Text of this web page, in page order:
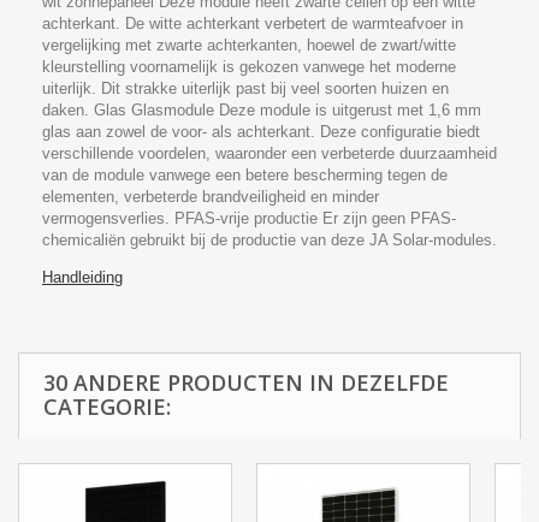
achterkant. De witte achterkant verbetert de warmteafvoer in
vergelijking met zwarte achterkanten, hoewel de zwart/witte
kleurstelling voornamelijk is gekozen vanwege het moderne
uiterlijk. Dit strakke uiterlijk past bij veel soorten huizen en
daken. Glas Glasmodule Deze module is uitgerust met 1,6 mm
glas aan zowel de voor- als achterkant. Deze configuratie biedt
verschillende voordelen, waaronder een verbeterde duurzaamheid
van de module vanwege een betere bescherming tegen de
elementen, verbeterde brandveiligheid en minder
vermogensverlies. PFAS-vrije productie Er zijn geen PFAS-
chemicaliën gebruikt bij de productie van deze JA Solar-modules.
Handleiding
30 ANDERE PRODUCTEN IN DEZELFDE
CATEGORIE: